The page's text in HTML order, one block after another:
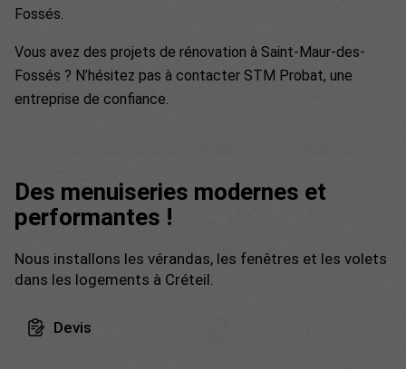
Fossés.
Vous avez des projets de rénovation à Saint-Maur-des-
Fossés ? N’hésitez pas à contacter STM Probat, une
entreprise de confiance.
Des menuiseries modernes et
performantes !
Nous installons les vérandas, les fenêtres et les volets
dans les logements à Créteil.
Devis